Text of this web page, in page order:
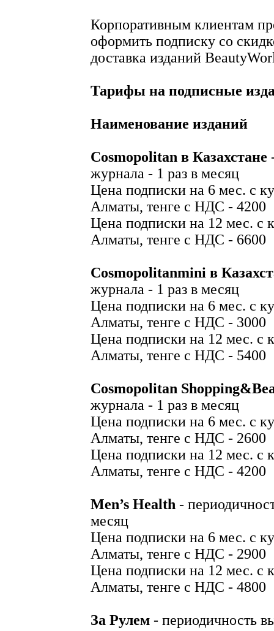
Корпоративным клиентам
оформить подписку со
доставка изданий
Тарифы на подписные
Наименование изданий
Cosmopolitan в Казахстане
журнала - 1 раз в месяц
Цена подписки на 6 мес. с
Алматы, тенге с НДС - 4200
Цена подписки на 12 мес. с
Алматы, тенге с НДС - 6600
Cosmopolitanmini в
журнала - 1 раз в месяц
Цена подписки на 6 мес. с
Алматы, тенге с НДС - 3000
Цена подписки на 12 мес. с
Алматы, тенге с НДС - 5400
Cosmopolitan
журнала - 1 раз в месяц
Цена подписки на 6 мес. с
Алматы, тенге с НДС - 2600
Цена подписки на 12 мес. с
Алматы, тенге с НДС - 4200
Men’s Health -
месяц
Цена подписки на 6 мес. с
Алматы, тенге с НДС - 2900
Цена подписки на 12 мес. с
Алматы, тенге с НДС - 4800
За Рулем - периодичность